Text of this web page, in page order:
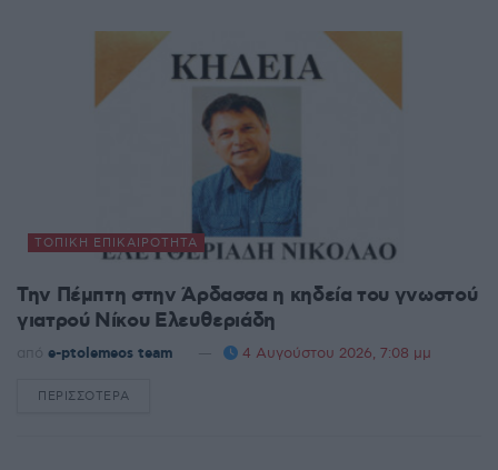
ΤΟΠΙΚΉ ΕΠΙΚΑΙΡΌΤΗΤΑ
Την Πέμπτη στην Άρδασσα η κηδεία του γνωστού
γιατρού Νίκου Ελευθεριάδη
από e-ptolemeos team 4 Αυγούστου 2026, 7:08 μμ
ΠΕΡΙΣΣΌΤΕΡΑ